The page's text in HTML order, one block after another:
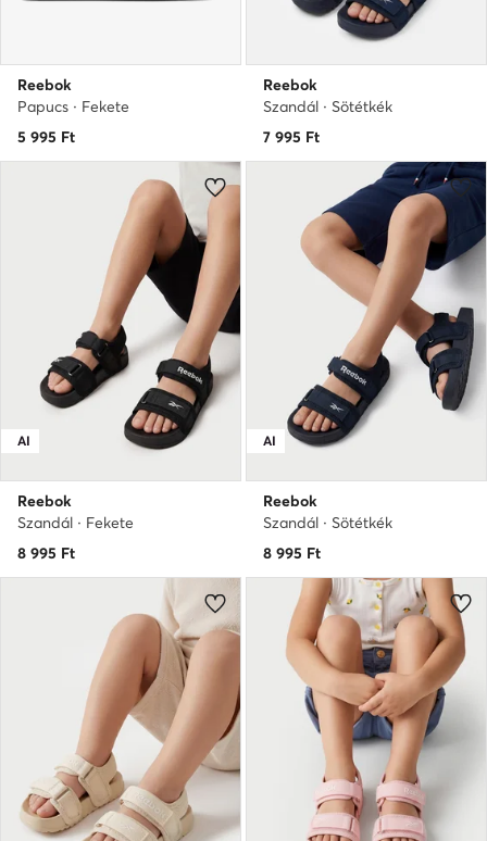
Reebok
Papucs · Fekete
5 995 Ft
Reebok
Szandál · Sötétkék
7 995 Ft
AI
Reebok
Szandál · Fekete
8 995 Ft
AI
Reebok
Szandál · Sötétkék
8 995 Ft